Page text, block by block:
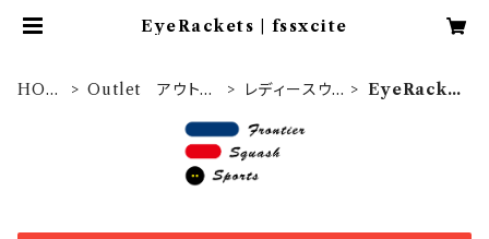
EyeRackets | fssxcite
HOM
Outlet アウトレ
レディースウェ
EyeRacke